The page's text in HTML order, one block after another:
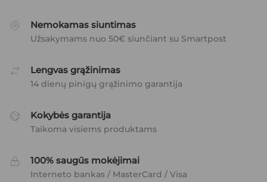
Nemokamas siuntimas
Užsakymams nuo 50€ siunčiant su Smartpost
Lengvas grąžinimas
14 dienų pinigų grąžinimo garantija
Kokybės garantija
Taikoma visiems produktams
100% saugūs mokėjimai
Interneto bankas / MasterCard / Visa